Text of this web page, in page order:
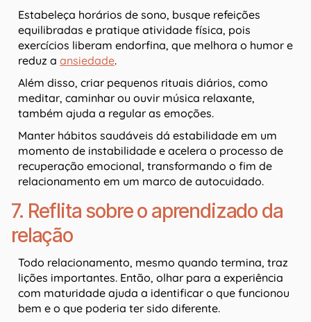
Estabeleça horários de sono, busque refeições
equilibradas e pratique atividade física, pois
exercícios liberam endorfina, que melhora o humor e
reduz a ansiedade.
Além disso, criar pequenos rituais diários, como
meditar, caminhar ou ouvir música relaxante,
também ajuda a regular as emoções.
Manter hábitos saudáveis dá estabilidade em um
momento de instabilidade e acelera o processo de
recuperação emocional, transformando o fim de
relacionamento em um marco de autocuidado.
7. Reflita sobre o aprendizado da
relação
Todo relacionamento, mesmo quando termina, traz
lições importantes. Então, olhar para a experiência
com maturidade ajuda a identificar o que funcionou
bem e o que poderia ter sido diferente.